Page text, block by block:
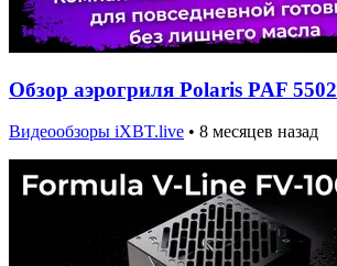
Обзор аэрогриля Polaris PAF 5502
Видеообзоры iXBT.live • 8 месяцев назад